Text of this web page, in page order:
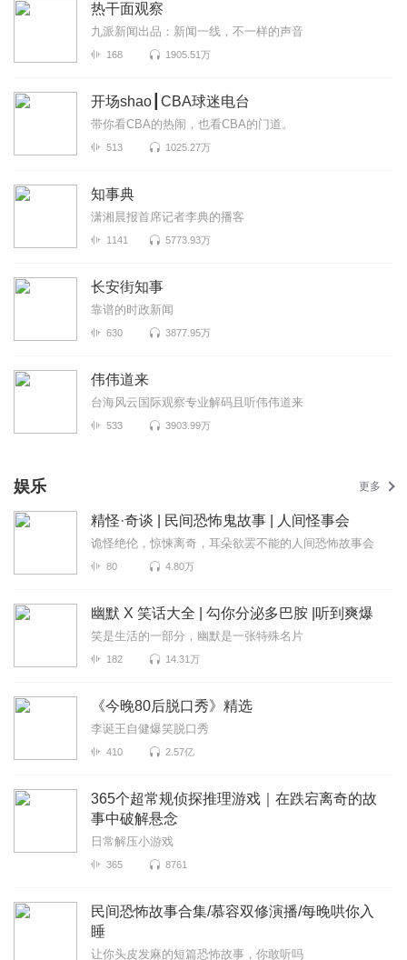
热干面观察
九派新闻出品：新闻一线，不一样的声音
168 1905.51万
开场shao┃CBA球迷电台
带你看CBA的热闹，也看CBA的门道。
513 1025.27万
知事典
潇湘晨报首席记者李典的播客
1141 5773.93万
长安街知事
靠谱的时政新闻
630 3877.95万
伟伟道来
台海风云国际观察专业解码且听伟伟道来
533 3903.99万
娱乐 更多
精怪·奇谈 | 民间恐怖鬼故事 | 人间怪事会
诡怪绝伦，惊悚离奇，耳朵欲罢不能的人间恐怖故事会
80 4.80万
幽默 X 笑话大全 | 勾你分泌多巴胺 |听到爽爆
笑是生活的一部分，幽默是一张特殊名片
182 14.31万
《今晚80后脱口秀》精选
李诞王自健爆笑脱口秀
410 2.57亿
365个超常规侦探推理游戏｜在跌宕离奇的故
事中破解悬念
日常解压小游戏
365 8761
民间恐怖故事合集/慕容双修演播/每晚哄你入
睡
让你头皮发麻的短篇恐怖故事，你敢听吗